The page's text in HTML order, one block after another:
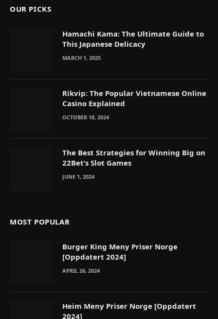
OUR PICKS
Hamachi Kama: The Ultimate Guide to
This Japanese Delicacy
MARCH 1, 2025
Rikvip: The Popular Vietnamese Online
Casino Explained
OCTOBER 18, 2024
The Best Strategies for Winning Big on
22Bet’s Slot Games
JUNE 1, 2024
MOST POPULAR
Burger King Meny Priser Norge
[Oppdatert 2024]
APRIL 26, 2024
Heim Meny Priser Norge [Oppdatert
2024]